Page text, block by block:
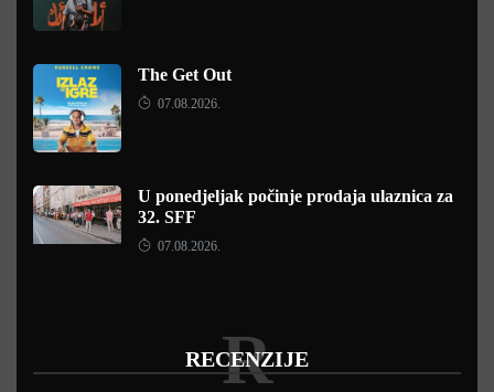
The Get Out
07.08.2026.
U ponedjeljak počinje prodaja ulaznica za
32. SFF
07.08.2026.
RECENZIJE
R